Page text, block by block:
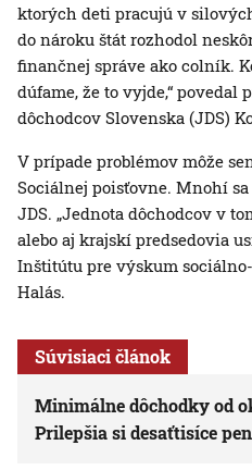
ktorých deti pracujú v
do nároku štát rozhodol
finančnej správe ako colník.
dúfame, že to vyjde,“ povedal
dôchodcov Slovenska (JDS)
V prípade problémov môže
Sociálnej poisťovne. Mnohí
JDS. „Jednota dôchodcov v
alebo aj krajskí predsedovia
Inštitútu pre výskum
Halás.
Súvisiaci článok
Minimálne dôchodky od
Prilepšia si desaťtisíce